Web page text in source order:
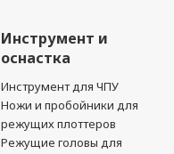
Инструмент и
оснастка
Инструмент для ЧПУ
Ножи и пробойники для
режущих плоттеров
Режущие головы для